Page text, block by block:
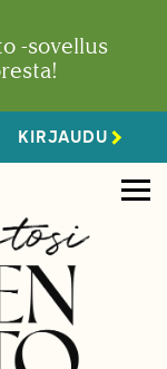
-sovellus
KIRJAUDU